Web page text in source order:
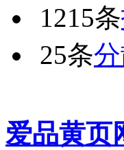
1215条
25条
爱品黄页